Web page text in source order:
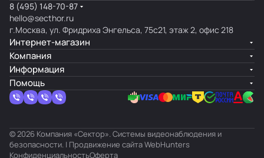
8 (495) 148-70-87
hello@secthor.ru
г.Москва, ул. Фридриха Энгельса, 75с21, этаж 2, офис 218
Интернет-магазин
Компания
Информация
Помощь
© 2026 Компания «Сектор». Системы видеонаблюдения и
безопасности. | Продвижение сайтаWebHunters
КонфиденциальностьОферта